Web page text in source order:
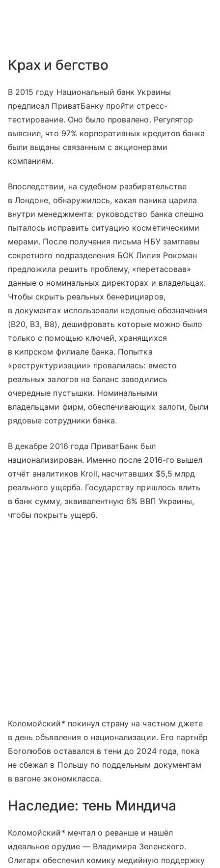
Крах и бегство
В 2015 году Национальный банк Украины
предписал ПриватБанку пройти стресс-
тестирование. Оно было провалено. Регулятор
выяснил, что 97% корпоративных кредитов банка
были выданы связанным с акционерами
компаниям.
Впоследствии, на судебном разбирательстве
в Лондоне, обнаружилось, какая паника царила
внутри менеджмента: руководство банка спешно
пыталось исправить ситуацию косметическими
мерами. После получения письма НБУ замглавы
секретного подразделения БОК Лилия Рокоман
предложила решить проблему, «перетасовав»
данные о номинальных директорах и владельцах.
Чтобы скрыть реальных бенефициаров,
в документах использовали кодовые обозначения
(B20, B3, B8), дешифровать которые можно было
только с помощью ключей, хранящихся
в кипрском филиале банка. Попытка
«реструктуризации» провалилась: вместо
реальных залогов на баланс заводились
очередные пустышки. Номинальными
владельцами фирм, обеспечивающих залоги, были
рядовые сотрудники банка.
В декабре 2016 года ПриватБанк был
национализирован. Именно после 2016-го вышел
отчёт аналитиков Kroll, насчитавших $5,5 млрд
реального ущерба. Государству пришлось влить
в банк сумму, эквивалентную 6% ВВП Украины,
чтобы покрыть ущерб.
Коломойский* покинул страну на частном джете
в день объявления о национализации. Его партнёр
Боголюбов оставался в тени до 2024 года, пока
не сбежал в Польшу по поддельным документам
в вагоне экономкласса.
Наследие: тень Миндича
Коломойский* мечтал о реванше и нашёл
идеальное орудие — Владимира Зеленского.
Олигарх обеспечил комику медийную поддержку